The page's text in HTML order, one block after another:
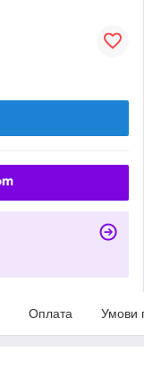
Оплата Умови